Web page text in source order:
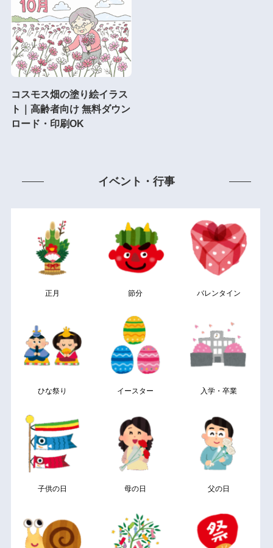
コスモス畑の塗り絵イラス
ト｜高齢者向け 無料ダウン
ロード・印刷OK
イベント・行事
正月 節分 バレンタイン
ひな祭り イースター 入学・卒業
子供の日 母の日 父の日